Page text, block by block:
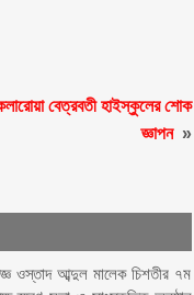
বেত্রবতী হাইস্কুলের শোক
জ্ঞাপন »
ওস্তাদ আব্দুল মালেক চিশতীর ৭ম